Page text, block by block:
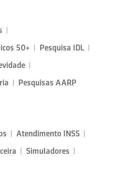
50+
Pesquisa IDL
Pesquisas AARP
Atendimento INSS
Simuladores